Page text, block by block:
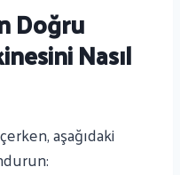
Doğru
Nasıl
aşağıdaki